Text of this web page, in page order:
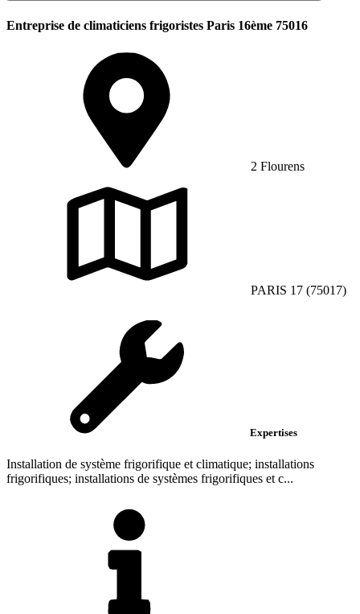
Entreprise de climaticiens frigoristes Paris 16ème 75016
2 Flourens
PARIS 17 (75017)
Expertises
Installation de système frigorifique et climatique; installations
frigorifiques; installations de systèmes frigorifiques et c...